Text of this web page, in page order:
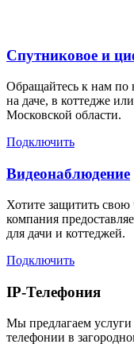
Спутниковое и
Обращайтесь к нам по
на даче, в коттедже
Московской области.
Подключить
Видеонаблюдение
Хотите защитить свою
компания
для дачи и коттеджей.
Подключить
IP-Телефония
Мы предлагаем
телефонии в